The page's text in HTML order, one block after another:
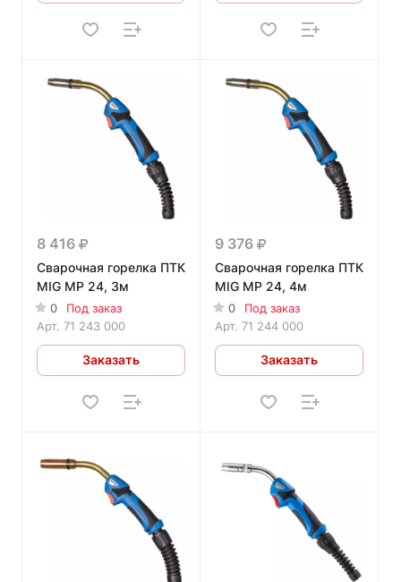
8 416
Сварочная горелка ПТК
MIG MP 24, 3м
0
Под заказ
Арт. 71 243 000
Заказать
9 376
Сварочная горелка ПТК
MIG MP 24, 4м
0
Под заказ
Арт. 71 244 000
Заказать